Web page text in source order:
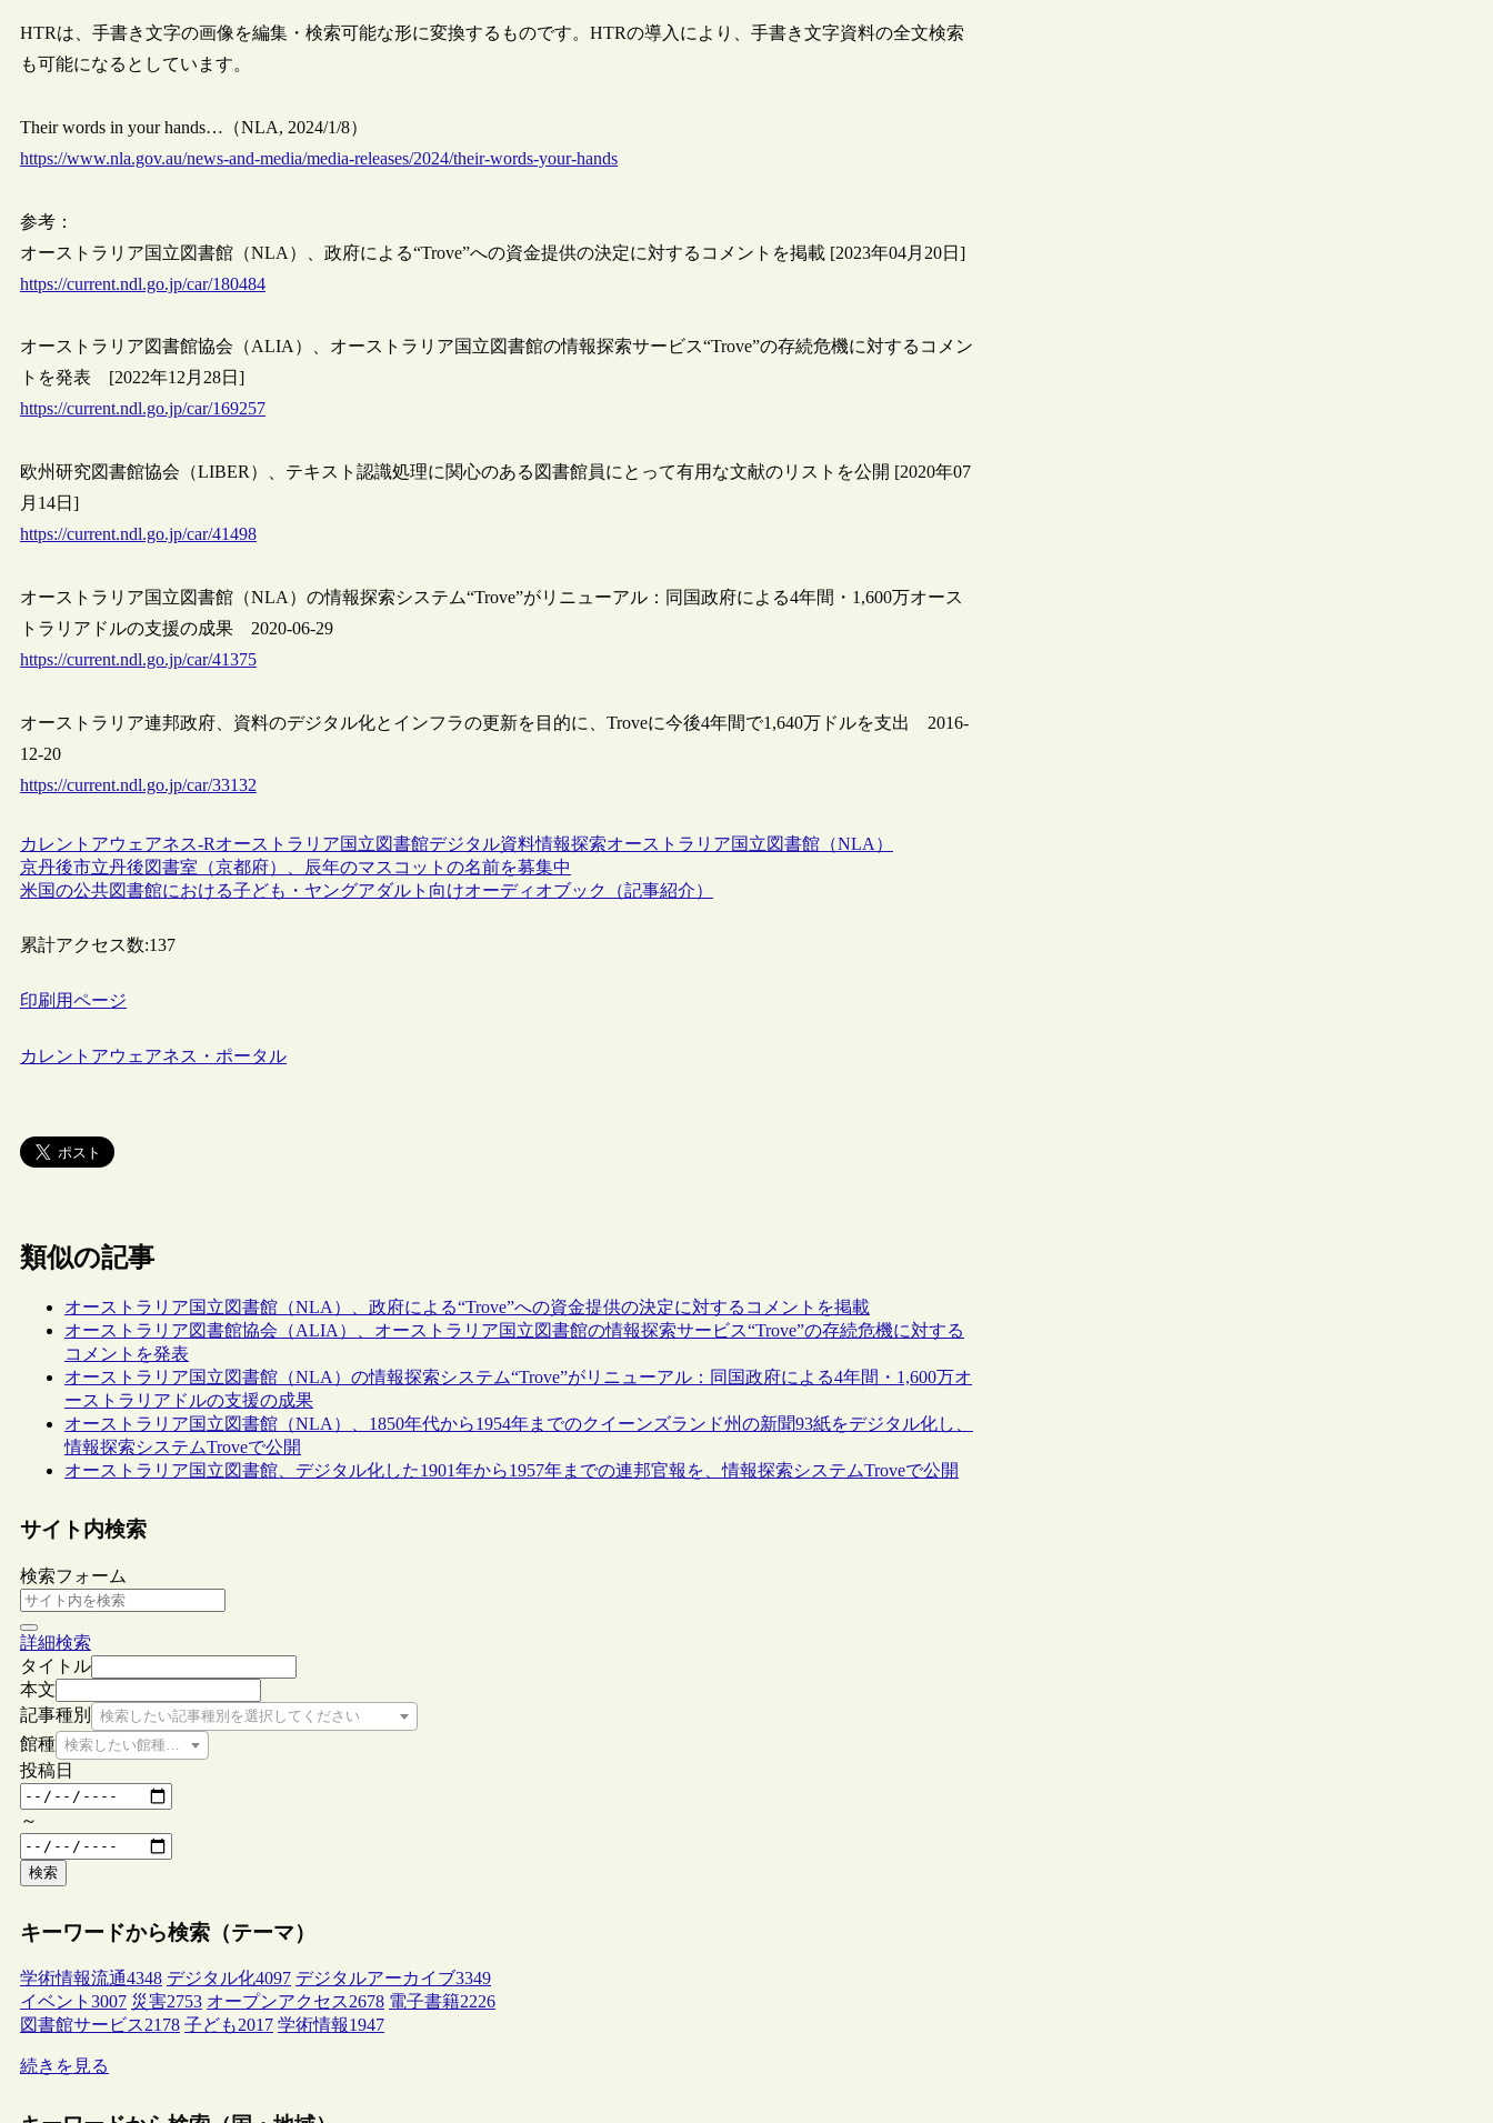
HTRは、手書き文字の画像を編集・検索可能な形に変換するものです。HTRの導入により、手書き文字資料の全文検索
も可能になるとしています。
Their words in your hands…（NLA, 2024/1/8）
https://www.nla.gov.au/news-and-media/media-releases/2024/their-words-your-hands
参考：
オーストラリア国立図書館（NLA）、政府による“Trove”への資金提供の決定に対するコメントを掲載 [2023年04月20日]
https://current.ndl.go.jp/car/180484
オーストラリア図書館協会（ALIA）、オーストラリア国立図書館の情報探索サービス“Trove”の存続危機に対するコメン
トを発表 [2022年12月28日]
https://current.ndl.go.jp/car/169257
欧州研究図書館協会（LIBER）、テキスト認識処理に関心のある図書館員にとって有用な文献のリストを公開 [2020年07
月14日]
https://current.ndl.go.jp/car/41498
オーストラリア国立図書館（NLA）の情報探索システム“Trove”がリニューアル：同国政府による4年間・1,600万オース
トラリアドルの支援の成果 2020-06-29
https://current.ndl.go.jp/car/41375
オーストラリア連邦政府、資料のデジタル化とインフラの更新を目的に、Troveに今後4年間で1,640万ドルを支出 2016-
12-20
https://current.ndl.go.jp/car/33132
カレントアウェアネス-Rオーストラリア国立図書館デジタル資料情報探索オーストラリア国立図書館（NLA）
京丹後市立丹後図書室（京都府）、辰年のマスコットの名前を募集中
米国の公共図書館における子ども・ヤングアダルト向けオーディオブック（記事紹介）
累計アクセス数:137
印刷用ページ
カレントアウェアネス・ポータル
類似の記事
オーストラリア国立図書館（NLA）、政府による“Trove”への資金提供の決定に対するコメントを掲載
オーストラリア図書館協会（ALIA）、オーストラリア国立図書館の情報探索サービス“Trove”の存続危機に対する
コメントを発表
オーストラリア国立図書館（NLA）の情報探索システム“Trove”がリニューアル：同国政府による4年間・1,600万オ
ーストラリアドルの支援の成果
オーストラリア国立図書館（NLA）、1850年代から1954年までのクイーンズランド州の新聞93紙をデジタル化し、
情報探索システムTroveで公開
オーストラリア国立図書館、デジタル化した1901年から1957年までの連邦官報を、情報探索システムTroveで公開
サイト内検索
検索フォーム
詳細検索
タイトル
本文
記事種別
検索したい記事種別を選択してください
館種 検索したい館種を選択してください
投稿日
～
検索
キーワードから検索（テーマ）
学術情報流通4348 デジタル化4097 デジタルアーカイブ3349
イベント 3007 災害2753 オープンアクセス2678 電子書籍2226
図書館サービス2178 子ども2017 学術情報1947
続きを見る